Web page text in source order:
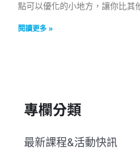
點可以優化的小地方，讓你比其
閱讀更多 »
專欄分類
最新課程&活動快訊